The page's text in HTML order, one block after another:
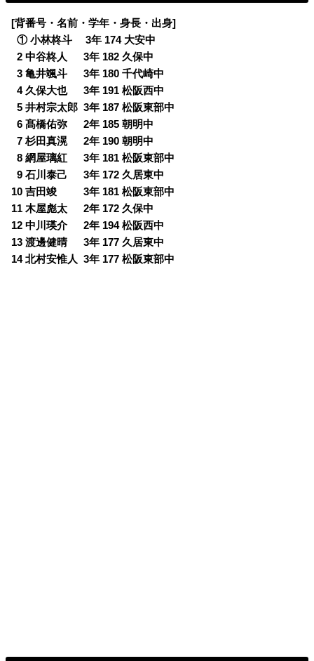
[背番号・名前・学年・身長・出身]
0① 小林柊斗 3年 174 大安中
02 中谷柊人 3年 182 久保中
03 亀井颯斗 3年 180 千代崎中
04 久保大也 3年 191 松阪西中
05 井村宗太郎 3年 187 松阪東部中
06 髙橋佑弥 2年 185 朝明中
07 杉田真滉 2年 190 朝明中
08 網屋璃紅 3年 181 松阪東部中
09 石川泰己 3年 172 久居東中
10 吉田竣 3年 181 松阪東部中
11 木屋彪太 2年 172 久保中
12 中川瑛介 2年 194 松阪西中
13 渡邊健晴 3年 177 久居東中
14 北村安惟人 3年 177 松阪東部中